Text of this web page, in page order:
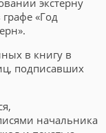
«Год
в книгу в
подписавших
начальника